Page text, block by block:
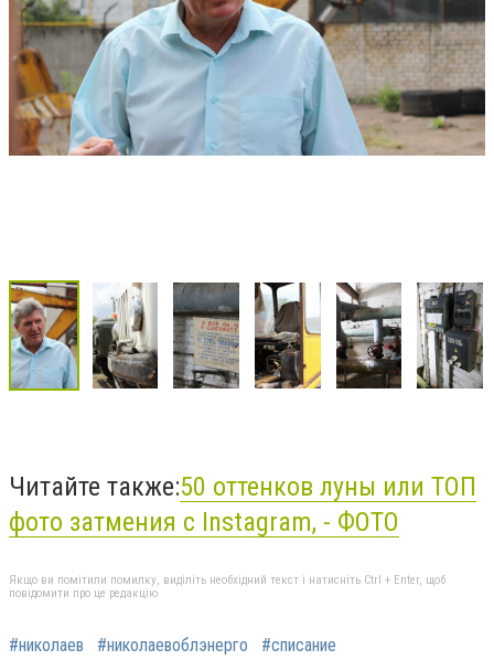
Читайте также:50 оттенков луны или ТОП
фото затмения с Instagram, - ФОТО
Якщо ви помітили помилку, виділіть необхідний текст і натисніть Ctrl + Enter, щоб
повідомити про це редакцію
#николаев #николаевоблэнерго #списание